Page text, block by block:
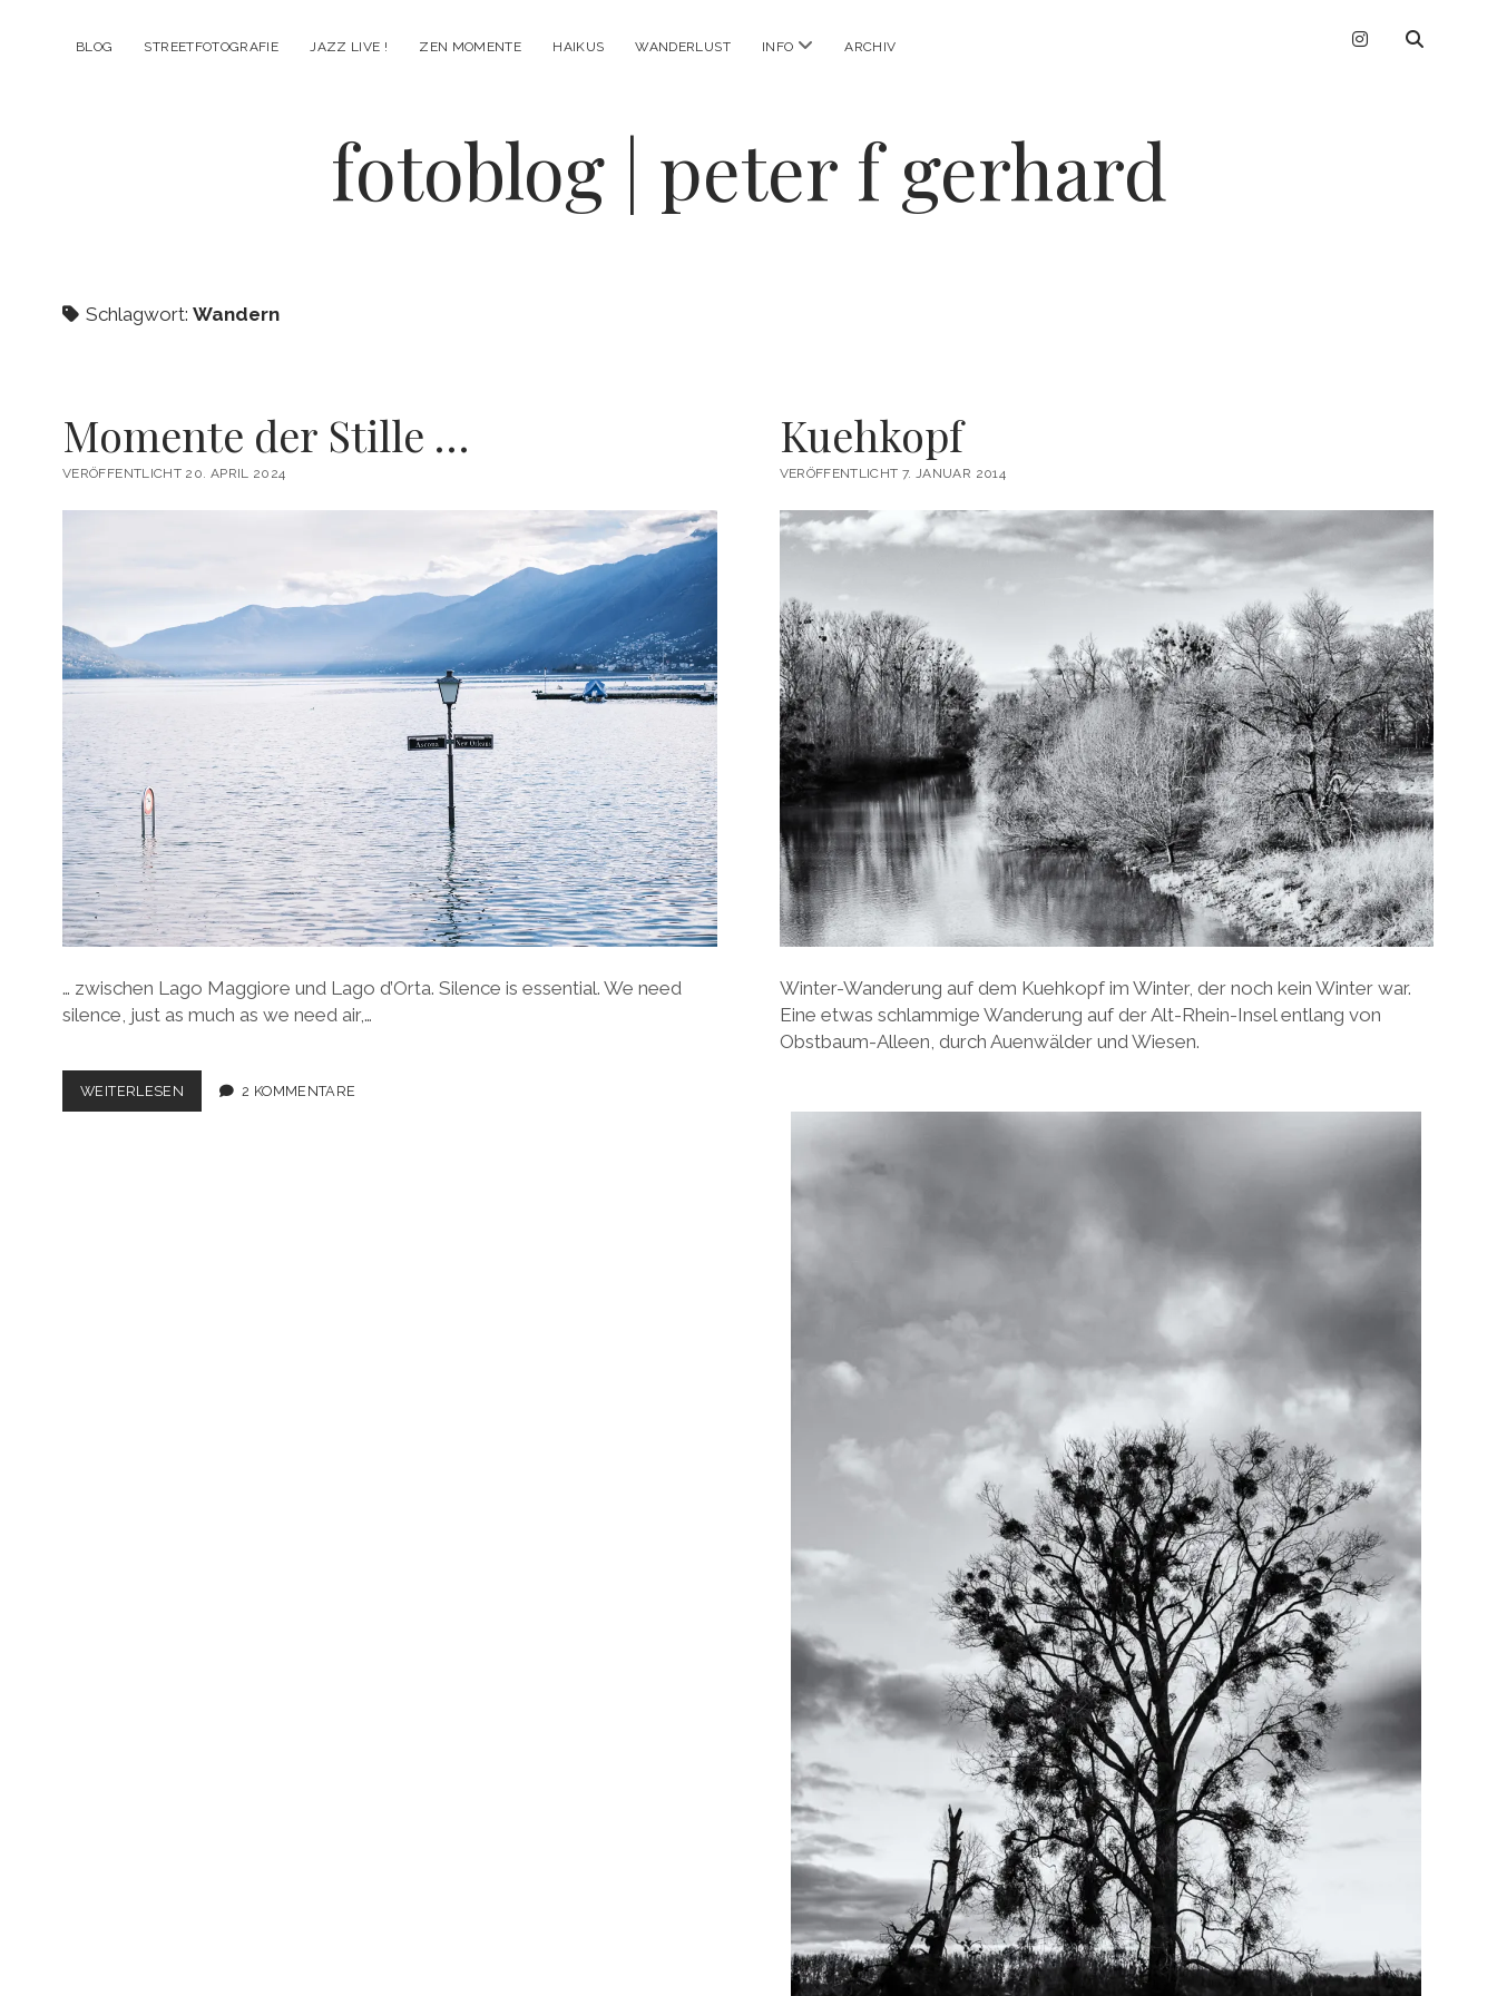
BLOG STREETFOTOGRAFIE JAZZ LIVE ! ZEN MOMENTE HAIKUS WANDERLUST INFO Menü
ARCHIV instagram
fotoblog | peter f gerhard
Schlagwort: Wandern
Momente der Stille …
VERÖFFENTLICHT 20. APRIL 2024
… zwischen Lago Maggiore und Lago d’Orta. Silence is essential. We need
silence, just as much as we need air,…
WEITERLESEN MOMENTE
DER
2 KOMMENTARE
Kuehkopf
VERÖFFENTLICHT 7. JANUAR 2014
Winter-Wanderung auf dem Kuehkopf im Winter, der noch kein Winter war.
Eine etwas schlammige Wanderung auf der Alt-Rhein-Insel entlang von
Obstbaum-Alleen, durch Auenwälder und Wiesen.